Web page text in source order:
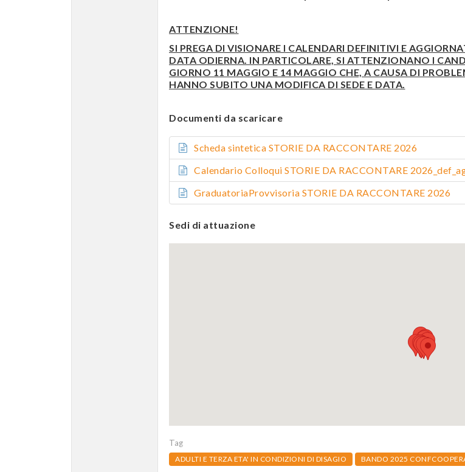
ATTENZIONE!
SI PREGA DI VISIONARE I CALENDARI DEFINITIVI E
DATA ODIERNA. IN PARTICOLARE, SI ATTENZIONANO I
GIORNO 11 MAGGIO E 14 MAGGIO CHE, A CAUSA DI
HANNO SUBITO UNA MODIFICA DI SEDE E DATA.
Documenti da scaricare
Scheda sintetica STORIE DA RACCONTARE 2026
Calendario Colloqui STORIE DA RACCONTARE
GraduatoriaProvvisoria STORIE DA RACCONTARE 2026
Sedi di attuazione
Tag
ADULTI E TERZA ETA' IN CONDIZIONI DI DISAGIO BANDO 2025